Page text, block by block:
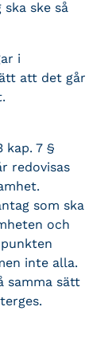
ske så
i
att det går
kap. 7 §
redovisas
som ska
och
inte alla.
samma sätt